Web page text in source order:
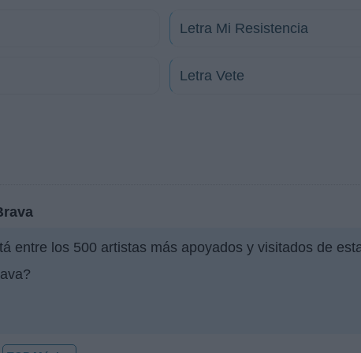
Letra Mi Resistencia
Letra Vete
entre los 500 artistas más apoyados y visitados de